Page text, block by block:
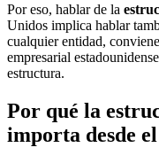
Por eso, hablar de la
Unidos implica hablar
cualquier entidad,
empresarial
estructura.
Por qué la
importa desde